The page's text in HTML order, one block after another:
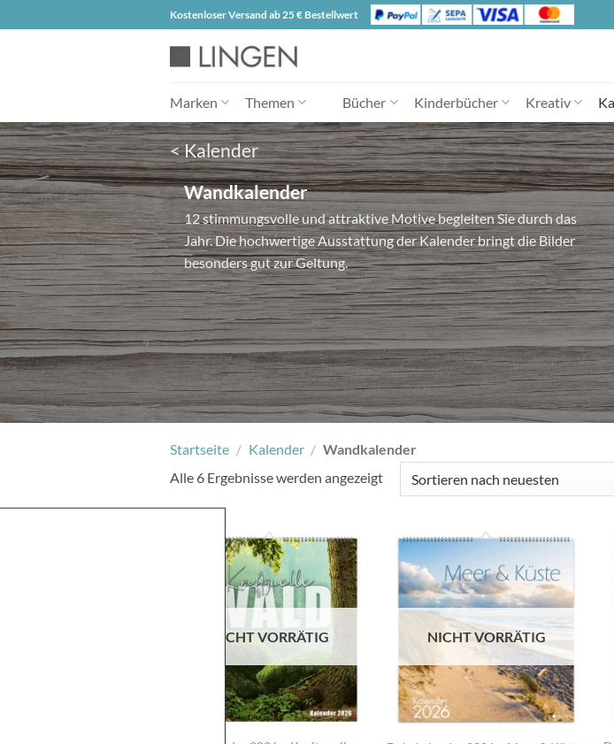
Inhalt
Kostenloser Versand ab 25 € Bestellwert
Marken Themen Bücher Kinderbücher Kreativ
< Kalender
Wandkalender
12 stimmungsvolle und attraktive Motive begleiten Sie durch das
Jahr. Die hochwertige Ausstattung der Kalender bringt die Bilder
besonders gut zur Geltung.
Startseite / Kalender / Wandkalender
Alle 6 Ergebnisse werden angezeigtNach
Aktualität
NICHT VORRÄTIG NICHT VORRÄTIG